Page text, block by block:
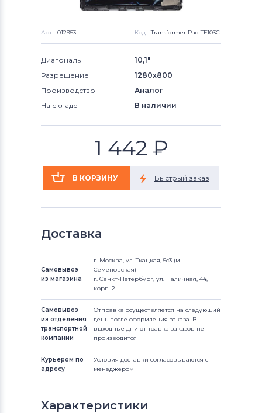
Арт: 012953 Код: Transformer Pad TF103C
Диагональ
10,1"
Разрешение
1280x800
Производство
Аналог
На складе
В наличии
1 442 ₽
Доставка
Самовывоз
из магазина
г. Москва, ул. Ткацкая, 5с3 (м.
Семеновская)
г. Санкт-Петербург, ул. Наличная, 44,
корп. 2
Самовывоз
из отделения
транспортной
компании
Отправка осуществляется на следующий
день после оформления заказа. В
выходные дни отправка заказов не
производится
Курьером по
адресу
Условия доставки согласовываются с
менеджером
Характеристики